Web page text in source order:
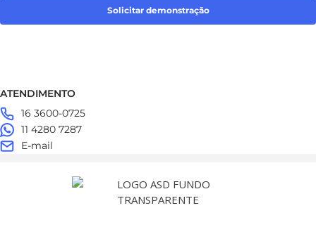
Solicitar demonstração
ATENDIMENTO
16 3600-0725
11 4280 7287
E-mail